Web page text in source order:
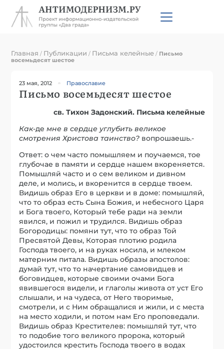
Главная / Публикации / Письма келейные / Письмо
восемьдесят шестое
23 мая, 2012 Православие
Письмо восемьдесят шестое
св. Тихон Задонский. Письма келейные
Как-де мне в сердце углубить великое
смотрения Христова таинство? вопрошаешь.-
Ответ: о чем часто помышляем и поучаемся, тое
глубочае в памяти и сердце нашем вкореняется.
Помышляй часто и о сем великом и дивном
деле, и молись, и вкоренится в сердце твоем.
Видишь образ Его в церкви и в доме: помышляй,
что то образ есть Сына Божия, и небесного Царя
и Бога твоего, Который тебе ради на земли
явился, и пожил и трудился. Видишь образ
Богородицы: помяни тут, что то образ Той
Пресвятой Девы, Которая плотию родила
Господа твоего, и на руках носила, и млеком
матерним питала. Видишь образы апостолов:
думай тут, что то начертание самовидцев и
боговидцев, которые своими очами Бога
явившегося видели, и глаголы живота от уст Его
слышали, и на чудеса, от Него творимые,
смотрели, и с Ним обращалися и жили, и с места
на место ходили, и потом нам Его проповедали.
Видишь образ Крестителев: помышляй тут, что
то подобие того великого пророка, который
удостоился крестить Господа твоего в водах